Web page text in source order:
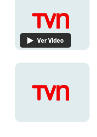
Ver Video